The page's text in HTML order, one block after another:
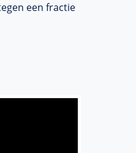
een fractie